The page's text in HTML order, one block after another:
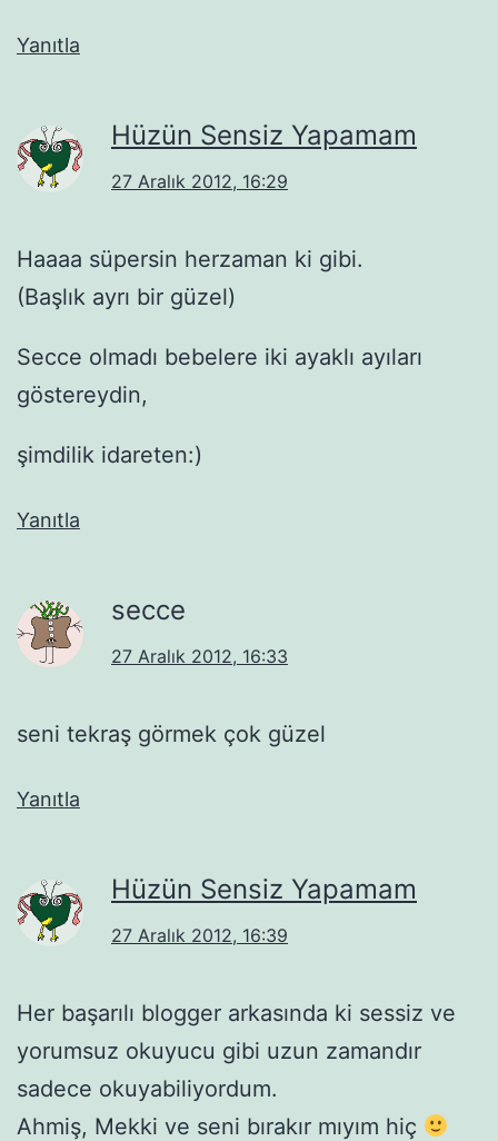
Yanıtla
Hüzün Sensiz Yapamam
27 Aralık 2012, 16:29
Haaaa süpersin herzaman ki gibi.
(Başlık ayrı bir güzel)
Secce olmadı bebelere iki ayaklı ayıları
göstereydin,
şimdilik idareten:)
Yanıtla
secce
27 Aralık 2012, 16:33
seni tekraş görmek çok güzel
Yanıtla
Hüzün Sensiz Yapamam
27 Aralık 2012, 16:39
Her başarılı blogger arkasında ki sessiz ve
yorumsuz okuyucu gibi uzun zamandır
sadece okuyabiliyordum.
Ahmiş, Mekki ve seni bırakır mıyım hiç